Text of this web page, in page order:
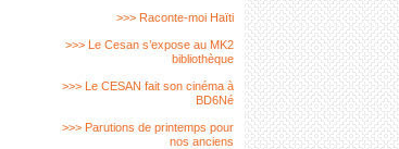
>>> Raconte-moi Haïti
>>> Le Cesan s’expose au MK2
bibliothèque
>>> Le CESAN fait son cinéma à
BD6Né
>>> Parutions de printemps pour
nos anciens